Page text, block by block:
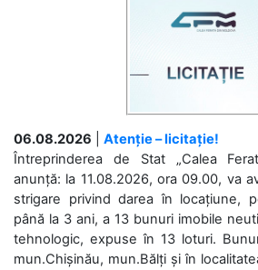
06.08.2026
Atenție – licitație!
Întreprinderea de Stat „Calea
anunță: la 11.08.2026, ora 09.00, va
strigare privind darea în locațiune,
până la 3 ani, a 13 bunuri imobile
tehnologic, expuse în 13 loturi.
mun.Chișinău, mun.Bălți și în